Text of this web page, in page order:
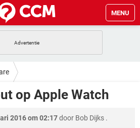
MENU
CORONAVIRUS
WINDOWS 10
CORONAVIRUS
op Apple Watch
2016 om 02:17door Bob Dijks .